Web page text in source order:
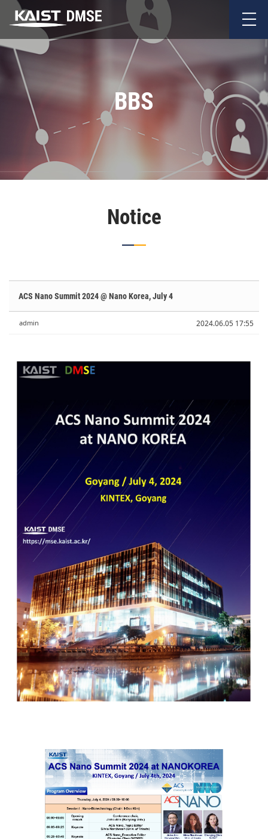
BBS
Notice
2024.06.05 17:55
ACS Nano Summit 2024 @ Nano Korea, July 4
admin
Sketchbook5, 스케치북5
Sketchbook5, 스케치북5
Sketchbook5, 스케치북5
Sketchbook5, 스케치북5